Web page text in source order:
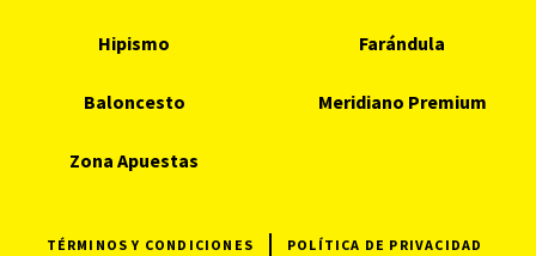
Hipismo Farándula
Baloncesto Meridiano Premium
Zona Apuestas
TÉRMINOS Y CONDICIONES POLÍTICA DE PRIVACIDAD